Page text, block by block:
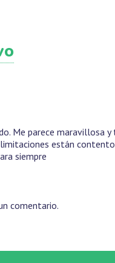
Me parece maravillosa
están
siempre
comentario.